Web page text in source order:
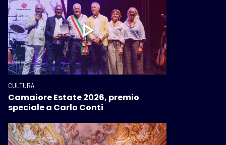
CULTURA
Camaiore Estate 2026, premio
speciale a Carlo Conti